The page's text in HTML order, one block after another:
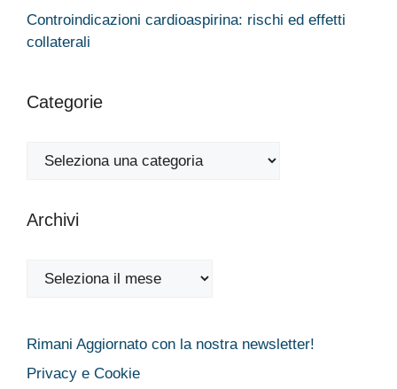
Controindicazioni cardioaspirina: rischi ed effetti
collaterali
Categorie
Categorie
Archivi
Archivi
Rimani Aggiornato con la nostra newsletter!
Privacy e Cookie